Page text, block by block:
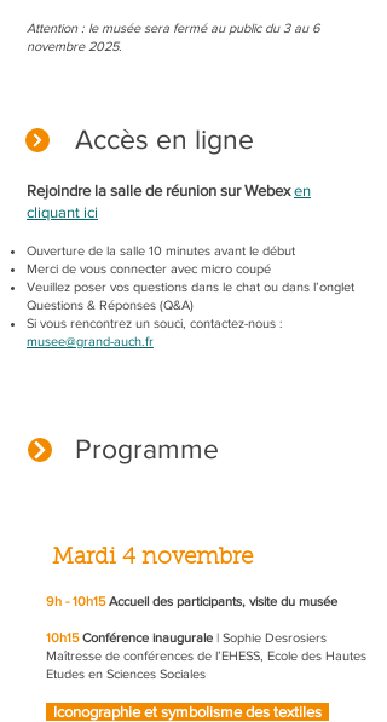
Attention : le musée sera fermé au public du 3 au 6
novembre 2025.
Accès en ligne
Rejoindre la salle de réunion sur Webexen
cliquant ici
​Ouverture de la salle 10 minutes avant le début
Merci de vous connecter avec micro coupé
Veuillez poser vos questions dans le chat ou dans l’onglet
Questions & Réponses (Q&A)
Si vous rencontrez un souci, contactez-nous :
musee@grand-auch.fr
Programme
Mardi 4 novembre
9h - 10h15 Accueil des participants, visite du musée
10h15Conférence inaugurale | Sophie Desrosiers
Maîtresse de conférences de l’EHESS, Ecole des Hautes
Etudes en Sciences Sociales
Iconographie et symbolisme des textiles